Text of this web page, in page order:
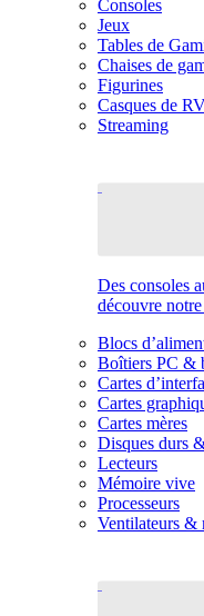
Consoles
Jeux
Tables de
Chaises de
Figurines
Casques de
Streaming
Des consoles
découvre
Blocs
Boîtiers PC &
Cartes
Cartes
Cartes mères
Disques durs
Lecteurs
Mémoire vive
Processeurs
Ventilateurs &